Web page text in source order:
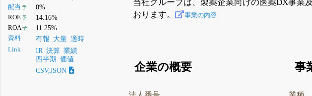
配当 予 0%
ROE予 14.16%
ROA 予 11.25%
資料 有報 大量 適時
Link IR 決算 業績
四半期 価値
CSV,JSON
登録すると永久30%OFFと米株版の先行
当社グループは、製薬企業向けの医薬DX事業
おります。
事業の内容
企業の概要 事